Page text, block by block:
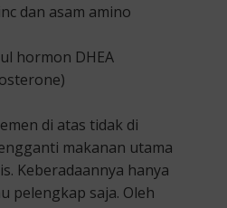
dan asam amino
hormon DHEA
di atas tidak di
makanan utama
Keberadaannya hanya
pelengkap saja. Oleh